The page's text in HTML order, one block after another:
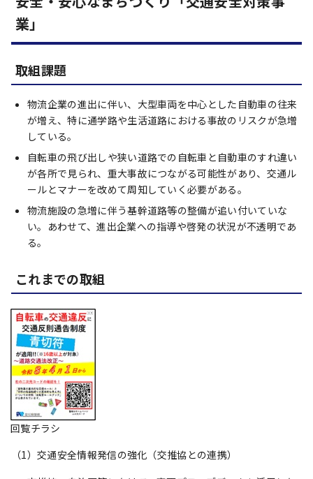
業」
取組課題
物流企業の進出に伴い、大型車両を中心とした自動車の往来
が増え、特に通学路や生活道路における事故のリスクが急増
している。
自転車の飛び出しや狭い道路での自転車と自動車のすれ違い
が各所で見られ、重大事故につながる可能性があり、交通ル
ールとマナーを改めて周知していく必要がある。
物流施設の急増に伴う基幹道路等の整備が追い付いていな
い。あわせて、進出企業への指導や啓発の状況が不透明であ
る。
これまでの取組
回覧チラシ
（1）交通安全情報発信の強化（交推協との連携）